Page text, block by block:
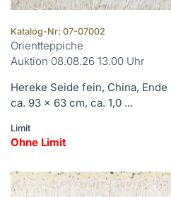
Katalog-Nr: 07-07002
Orientteppiche
Auktion 08.08.26 13.00 Uhr
Hereke Seide fein, China,
ca. 93 x 63 cm, ca. 1,0 ...
Limit
Ohne Limit